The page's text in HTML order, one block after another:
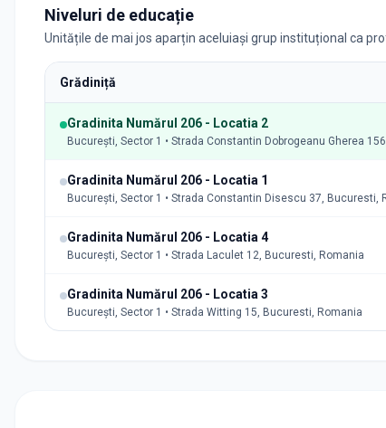
Niveluri de educație
Unitățile de mai jos aparțin aceluiași grup instituțional ca
Grădiniță
Gradinita Numărul 206 - Locatia 2
București, Sector 1 • Strada Constantin Dobrogeanu Gherea
Gradinita Numărul 206 - Locatia 1
București, Sector 1 • Strada Constantin Disescu 37, Bucuresti,
Gradinita Numărul 206 - Locatia 4
București, Sector 1 • Strada Laculet 12, Bucuresti, Romania
Gradinita Numărul 206 - Locatia 3
București, Sector 1 • Strada Witting 15, Bucuresti, Romania